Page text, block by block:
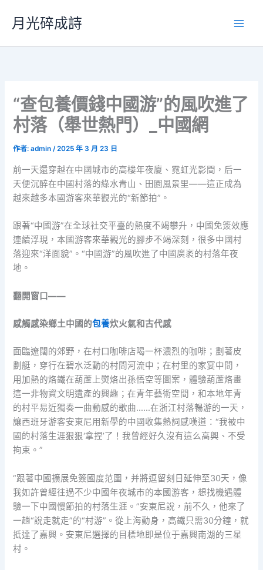
要
月光碎成詩
“查包養價錢中國游”的風吹進了
村落（舉世熱門）_中國網
作者:admin/2025 年 3 月 23 日
前一天還穿越在中國城市的高樓年夜廈、霓虹光影間，后一
天便沉醉在中國村落的綠水青山、田園風景里——這正成為
越來越多本國游客來華觀光的“新節拍”。
跟著“中國游”在全球社交平臺的熱度不竭攀升，中國免簽效應
連續浮現，本國游客來華觀光的腳步不竭深刻，很多中國村
落迎來“洋面貌”。“中國游”的風吹進了中國廣袤的村落年夜
地。
翻開窗口——
感觸感染鄉土中國的包養炊火氣和古代感
面臨遼闊的郊野，在村口咖啡店喝一杯濃烈的咖啡；劃著皮
劃艇，穿行在碧水泛動的村間河流中；在村里的家宴中間，
用加熱的烙鐵在葫蘆上熨烙出孫悟空等圖案，體驗葫蘆烙畫
這一非物資文明遺產的興趣；在青年藝術空間，和本地年青
的村平易近獨奏一曲動感的歌曲……在浙江村落暢游的一天，
讓西班牙游客安東尼用新學的中國收集熱詞感嘆道：“我被中
國的村落生涯狠狠‘拿捏’了！我曾經好久沒有這么高興、不受
拘束。”
“跟著中國擴展免簽國度范圍，并將逗留刻日延伸至30天，像
我如許曾經往過不少中國年夜城市的本國游客，想找機遇體
驗一下中國慢節拍的村落生涯。”安東尼說，前不久，他來了
一趟“說走就走”的“村游”。從上海動身，高鐵只需30分鐘，就
抵達了嘉興。安東尼選擇的目標地即是位于嘉興南湖的三星
村。